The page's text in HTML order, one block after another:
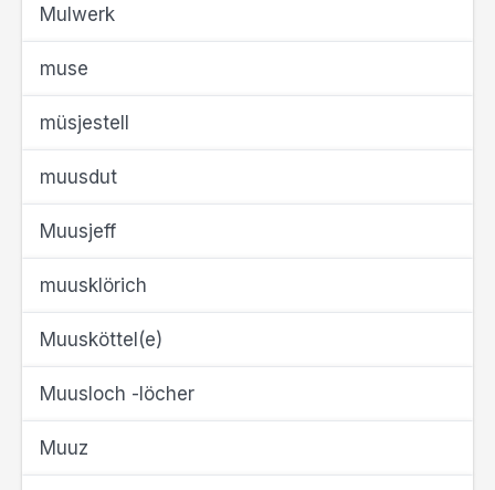
Mulwerk
muse
müsjestell
muusdut
Muusjeff
muusklörich
Muusköttel(e)
Muusloch -löcher
Muuz